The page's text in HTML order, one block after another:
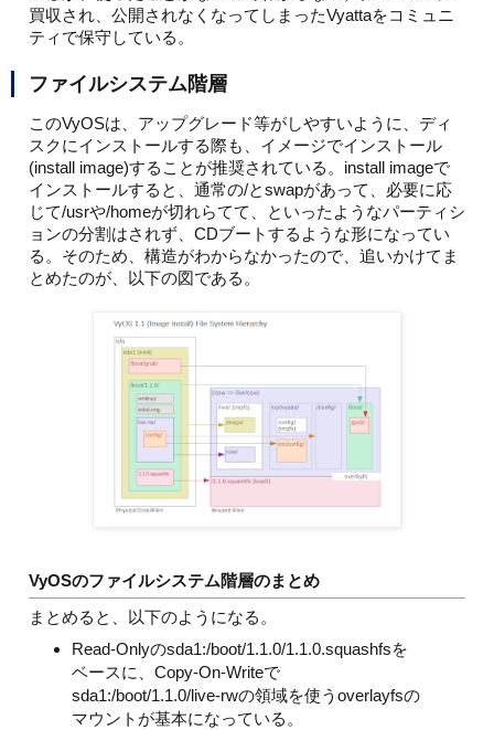
買収され、公開されなくなってしまったVyattaをコミュニ
ティで保守している。
ファイルシステム階層
このVyOSは、アップグレード等がしやすいように、ディ
スクにインストールする際も、イメージでインストール
(install image)することが推奨されている。install imageで
インストールすると、通常の/とswapがあって、必要に応
じて/usrや/homeが切れらてて、といったようなパーティシ
ョンの分割はされず、CDブートするような形になってい
る。そのため、構造がわからなかったので、追いかけてま
とめたのが、以下の図である。
VyOSのファイルシステム階層のまとめ
まとめると、以下のようになる。
Read-Onlyのsda1:/boot/1.1.0/1.1.0.squashfsを
ベースに、Copy-On-Writeで
sda1:/boot/1.1.0/live-rwの領域を使うoverlayfsの
マウントが基本になっている。